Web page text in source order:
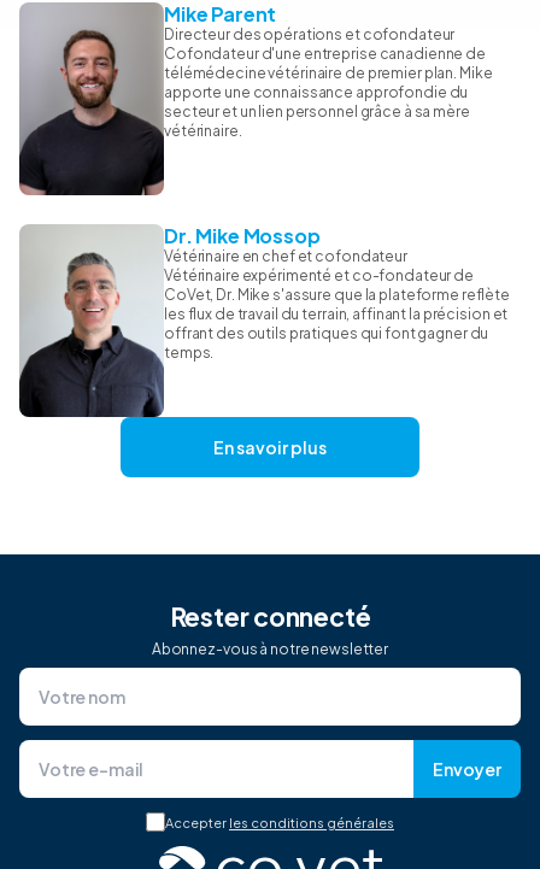
Mike Parent
Directeur des opérations et cofondateur
Cofondateur d'une entreprise canadienne de
télémédecine vétérinaire de premier plan. Mike
apporte une connaissance approfondie du
secteur et un lien personnel grâce à sa mère
vétérinaire.
Dr. Mike Mossop
Vétérinaire en chef et cofondateur
Vétérinaire expérimenté et co-fondateur de
CoVet, Dr. Mike s'assure que la plateforme reflète
les flux de travail du terrain, affinant la précision et
offrant des outils pratiques qui font gagner du
temps.
En savoir plus
Rester connecté
Abonnez-vous à notre newsletter
Envoyer
Accepter les conditions générales